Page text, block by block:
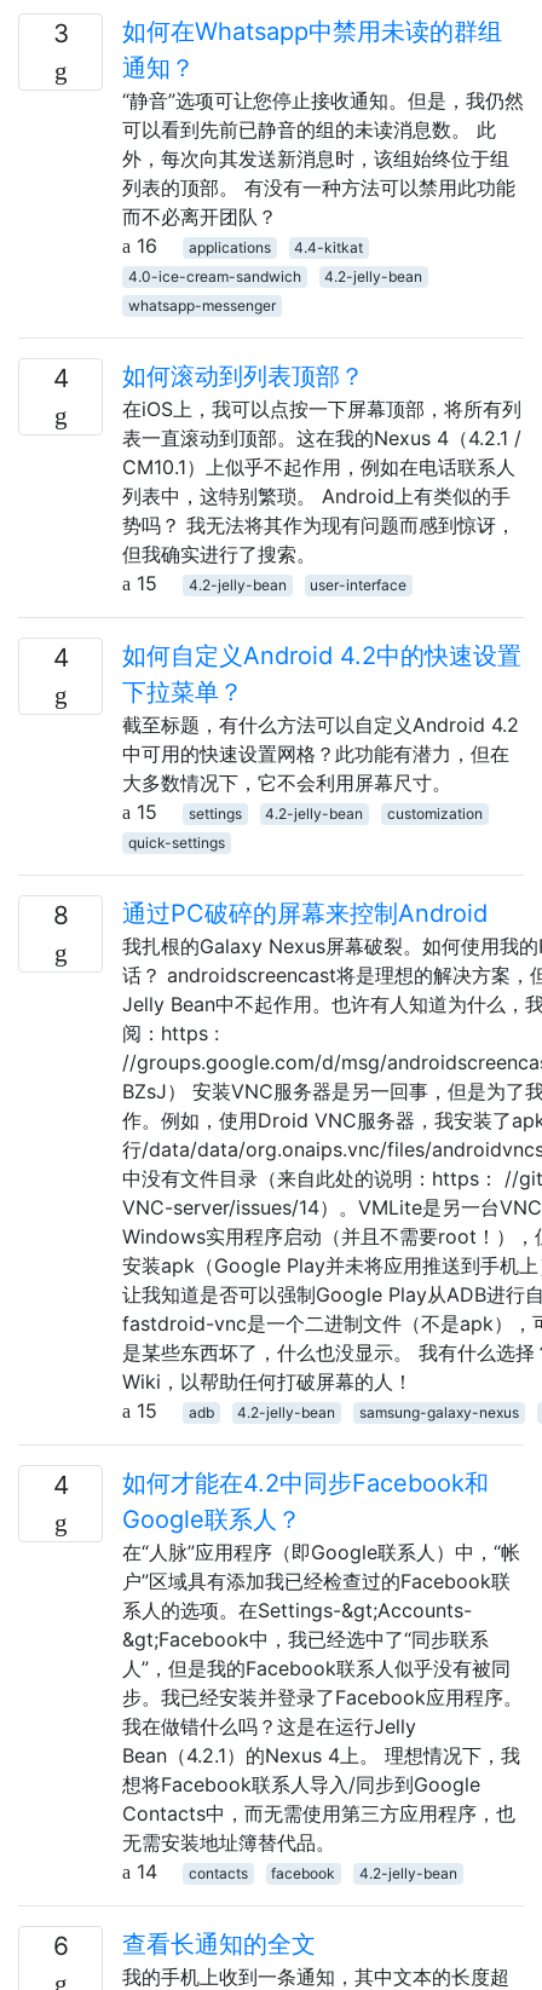
3
如何在Whatsapp中禁用未读的群组
通知？
“静音”选项可让您停止接收通知。但是，我仍然
可以看到先前已静音的组的未读消息数。 此
外，每次向其发送新消息时，该组始终位于组
列表的顶部。 有没有一种方法可以禁用此功能
而不必离开团队？
16
applications
4.4-kitkat
4.0-ice-cream-sandwich
4.2-jelly-bean
whatsapp-messenger
4 如何滚动到列表顶部？
在iOS上，我可以点按一下屏幕顶部，将所有列
表一直滚动到顶部。这在我的Nexus 4（4.2.1 /
CM10.1）上似乎不起作用，例如在电话联系人
列表中，这特别繁琐。 Android上有类似的手
势吗？ 我无法将其作为现有问题而感到惊讶，
但我确实进行了搜索。
15
4.2-jelly-bean user-interface
4
如何自定义Android 4.2中的快速设置
下拉菜单？
截至标题，有什么方法可以自定义Android 4.2
中可用的快速设置网格？此功能有潜力，但在
大多数情况下，它不会利用屏幕尺寸。
15
settings 4.2-jelly-bean
customization
quick-settings
8 通过PC破碎的屏幕来控制Android
我扎根的Galaxy Nexus屏幕破裂。如何使用我
话？ androidscreencast将是理想的解决方案，
Jelly Bean中不起作用。也许有人知道为什么，
阅：https :
//groups.google.com/d/msg/
BZsJ） 安装VNC服务器是另一回事，但是为了
作。例如，使用Droid VNC服务器，我安装了
行/data/data/org.onaips.vnc/files/
中没有文件目录（来自此处的说明：https： //
VNC-server/issues/14）。VMLite是另一台
Windows实用程序启动（并且不需要root！），
安装apk（Google Play并未将应用推送到手机
让我知道是否可以强制Google Play从ADB进行
fastdroid-vnc是一个二进制文件（不是apk），
是某些东西坏了，什么也没显示。 我有什么选
Wiki，以帮助任何打破屏幕的人！
15
adb 4.2-jelly-bean samsung-galaxy-nexus
4
如何才能在4.2中同步Facebook和
Google联系人？
在“人脉”应用程序（即Google联系人）中，“帐
户”区域具有添加我已经检查过的Facebook联
系人的选项。在Settings-&gt;Accounts-
&gt;Facebook中，我已经选中了“同步联系
人”，但是我的Facebook联系人似乎没有被同
步。我已经安装并登录了Facebook应用程序。
我在做错什么吗？这是在运行Jelly
Bean（4.2.1）的Nexus 4上。 理想情况下，我
想将Facebook联系人导入/同步到Google
Contacts中，而无需使用第三方应用程序，也
无需安装地址簿替代品。
14
contacts facebook 4.2-jelly-bean
6 查看长通知的全文
我的手机上收到一条通知，其中文本的长度超